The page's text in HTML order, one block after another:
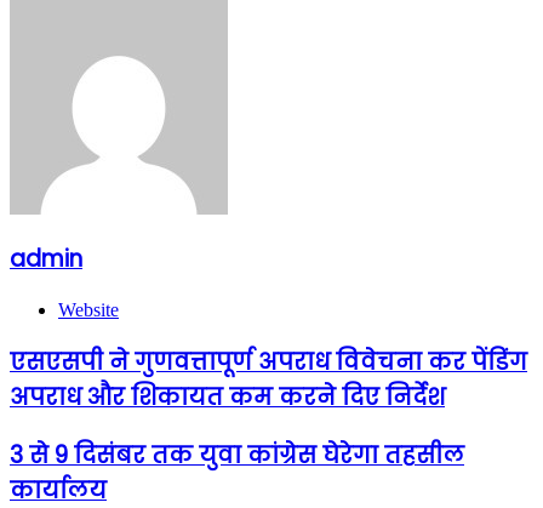
admin
Website
एसएसपी ने गुणवत्तापूर्ण अपराध विवेचना कर पेंडिंग
अपराध और शिकायत कम करने दिए निर्देश
3 से 9 दिसंबर तक युवा कांग्रेस घेरेगा तहसील
कार्यालय